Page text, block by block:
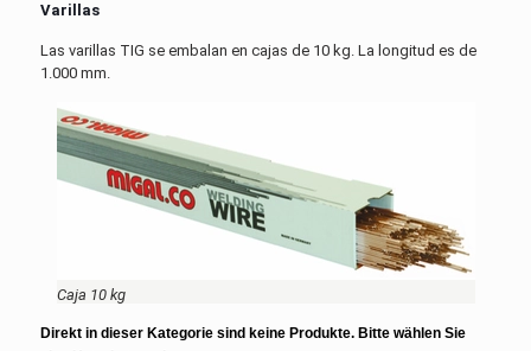
Varillas
Las varillas TIG se embalan en cajas de 10 kg. La longitud es de
1.000 mm.
Caja 10 kg
Direkt in dieser Kategorie sind keine Produkte. Bitte wählen Sie